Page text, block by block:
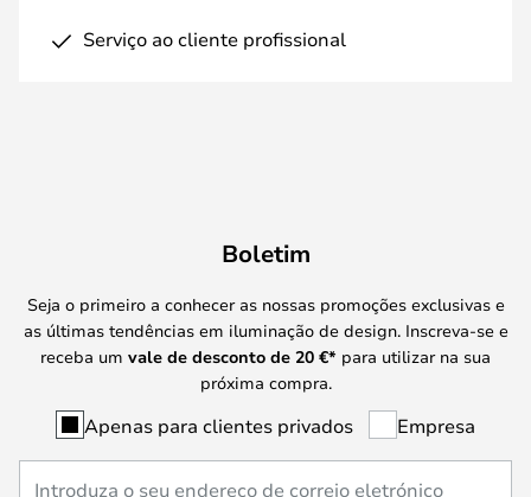
Serviço ao cliente profissional
Boletim
Seja o primeiro a conhecer as nossas promoções exclusivas e
as últimas tendências em iluminação de design. Inscreva-se e
receba um vale de desconto de 20 €* para utilizar na sua
próxima compra.
Apenas para clientes privados Empresa